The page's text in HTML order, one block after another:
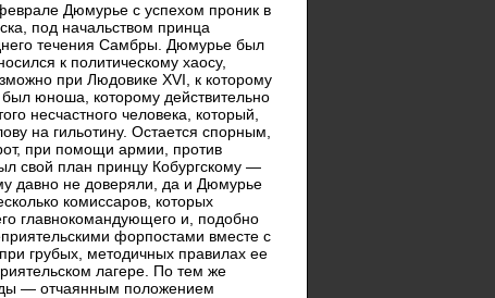
Дюмурье с успехом проник в
под начальством принца
течения Самбры. Дюмурье был
к политическому хаосу,
при Людовике XVI, к которому
юноша, которому действительно
несчастного человека, который,
на гильотину. Остается спорным,
при помощи армии, против
свой план принцу Кобургскому —
давно не доверяли, да и Дюмурье
комиссаров, которых
главнокомандующего и, подобно
форпостами вместе с
грубых, методичных правилах ее
лагере. По тем же
— отчаянным положением